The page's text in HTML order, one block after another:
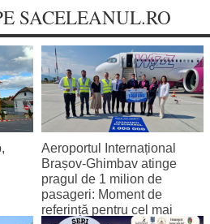
SACELEANUL.RO
Aeroportul Internațional
Brașov‑Ghimbav atinge
pragul de 1 milion de
pasageri: Moment de
referință pentru cel mai